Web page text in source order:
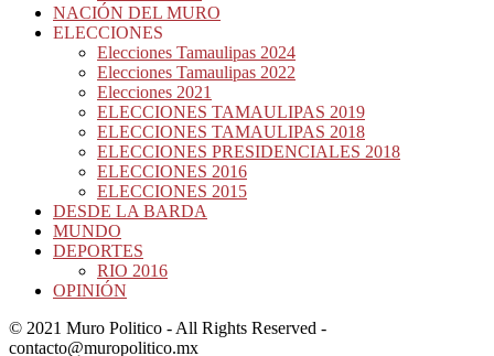
NACIÓN DEL MURO
ELECCIONES
Elecciones Tamaulipas 2024
Elecciones Tamaulipas 2022
Elecciones 2021
ELECCIONES TAMAULIPAS 2019
ELECCIONES TAMAULIPAS 2018
ELECCIONES PRESIDENCIALES 2018
ELECCIONES 2016
ELECCIONES 2015
DESDE LA BARDA
MUNDO
DEPORTES
RIO 2016
OPINIÓN
© 2021 Muro Politico - All Rights Reserved -
contacto@muropolitico.mx